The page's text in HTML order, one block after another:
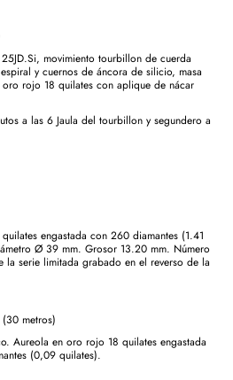
25JD.Si, movimiento tourbillon de cuerda
y cuernos de áncora de silicio, masa
oro rojo 18 quilates con aplique de nácar
a las 6 Jaula del tourbillon y segundero a
engastada con 260 diamantes (1.41
Ø 39 mm. Grosor 13.20 mm. Número
la serie limitada grabado en el reverso de la
metros)
Aureola en oro rojo 18 quilates engastada
(0,09 quilates).